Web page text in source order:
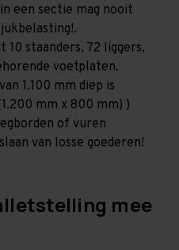
een sectie mag nooit
10 staanders, 72 liggers,
voetplaten.
1.100 mm diep is
mm x 800 mm) )
of vuren
van losse goederen!
mee